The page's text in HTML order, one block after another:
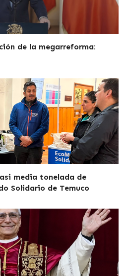
de la megarreforma:
media tonelada de
Solidario de Temuco